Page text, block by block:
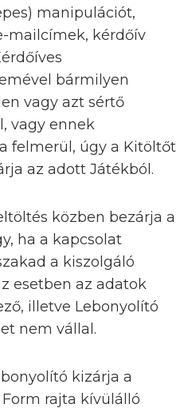
manipulációt,
mailcímek, kérdőív
bármilyen
vagy azt sértő
vagy ennek
felmerül, úgy a Kitöltőt
az adott Játékból.
közben bezárja a
ha a kapcsolat
a kiszolgáló
esetben az adatok
illetve Lebonyolító
nem vállal.
kizárja a
rajta kívülálló